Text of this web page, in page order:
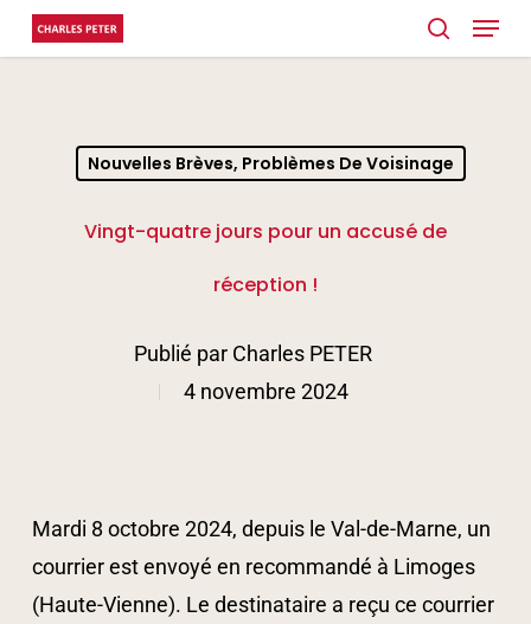
Skip
to
search
Menu
Nouvelles Brèves, Problèmes De Voisinage
Vingt-quatre jours pour un accusé de
réception !
Publié par Charles PETER
4 novembre 2024
Mardi 8 octobre 2024, depuis le Val-de-Marne, un
courrier est envoyé en recommandé à Limoges
(Haute-Vienne). Le destinataire a reçu ce courrier